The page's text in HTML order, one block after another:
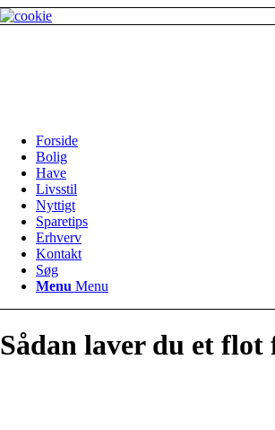
Forside
Bolig
Have
Livsstil
Nyttigt
Sparetips
Erhverv
Kontakt
Søg
Menu Menu
Sådan laver du et